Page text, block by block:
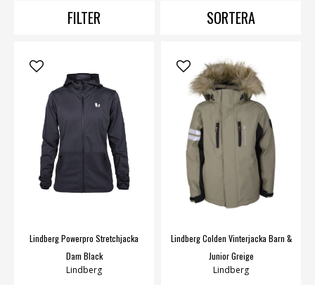
FILTER SORTERA
Lindberg Powerpro Stretchjacka
Dam Black
Lindberg
Lindberg Colden Vinterjacka Barn &
Junior Greige
Lindberg